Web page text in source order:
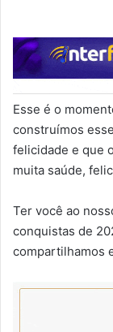
Esse é o
construímos
felicidade e que
muita saúde,
Ter você ao
conquistas de
compartilhamos